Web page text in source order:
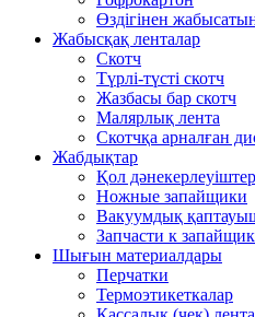
Өздігінен
Жабысқақ ленталар
Скотч
Түрлі-түсті скотч
Жазбасы бар скотч
Малярлық лента
Скотчқа арналған
Жабдықтар
Қол
Ножные запайщики
Вакуумдық
Запчасти к
Шығын материалдары
Перчатки
Термоэтикеткалар